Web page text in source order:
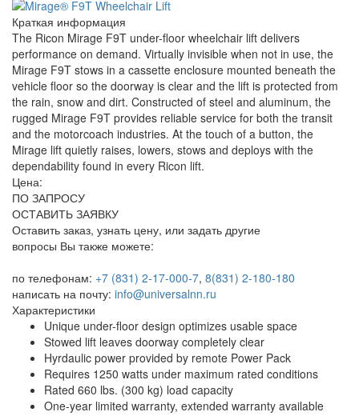
Краткая информация
The Ricon Mirage F9T under-floor wheelchair lift delivers
performance on demand. Virtually invisible when not in use, the
Mirage F9T stows in a cassette enclosure mounted beneath the
vehicle floor so the doorway is clear and the lift is protected from
the rain, snow and dirt. Constructed of steel and aluminum, the
rugged Mirage F9T provides reliable service for both the transit
and the motorcoach industries. At the touch of a button, the
Mirage lift quietly raises, lowers, stows and deploys with the
dependability found in every Ricon lift.
Цена:
ПО ЗАПРОСУ
ОСТАВИТЬ ЗАЯВКУ
Оставить заказ, узнать цену, или задать другие
вопросы Вы также можете:
по телефонам: +7 (831) 2-17-000-7, 8(831) 2-180-180
написать на почту: info@universalnn.ru
Характеристики
Unique under-floor design optimizes usable space
Stowed lift leaves doorway completely clear
Hyrdaulic power provided by remote Power Pack
Requires 1250 watts under maximum rated conditions
Rated 660 lbs. (300 kg) load capacity
One-year limited warranty, extended warranty available